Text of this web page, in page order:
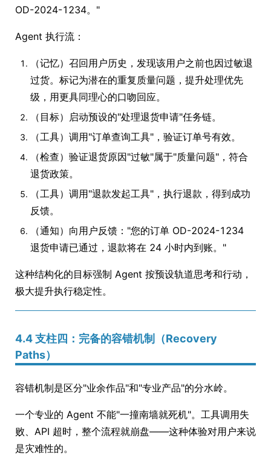
OD-2024-1234。"
Agent 执行流：
（记忆）召回用户历史，发现该用户之前也因过敏退
过货。标记为潜在的重复质量问题，提升处理优先
级，用更具同理心的口吻回应。
（目标）启动预设的"处理退货申请"任务链。
（工具）调用"订单查询工具"，验证订单号有效。
（检查）验证退货原因"过敏"属于"质量问题"，符合
退货政策。
（工具）调用"退款发起工具"，执行退款，得到成功
反馈。
（通知）向用户反馈："您的订单 OD-2024-1234
退货申请已通过，退款将在 24 小时内到账。"
这种结构化的目标强制 Agent 按预设轨道思考和行动，
极大提升执行稳定性。
4.4 支柱四：完备的容错机制（Recovery
Paths）
容错机制是区分"业余作品"和"专业产品"的分水岭。
一个专业的 Agent 不能"一撞南墙就死机"。工具调用失
败、API 超时，整个流程就崩盘——这种体验对用户来说
是灾难性的。